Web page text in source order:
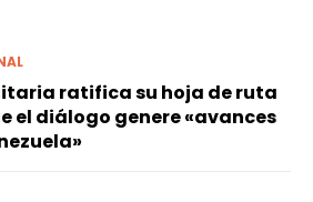
ratifica su hoja de ruta
el diálogo genere «avances